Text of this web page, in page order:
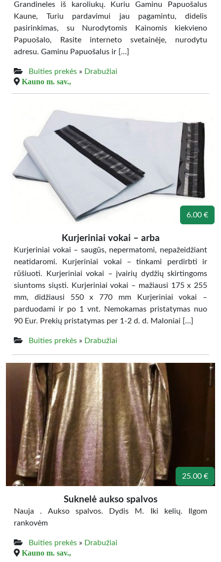
Grandineles iš karoliukų. Kuriu Gaminu Papuošalus
Kaune, Turiu pardavimui jau pagamintu, didelis
pasirinkimas, su Nurodytomis Kainomis kiekvieno
Papuošalo, Rasite interneto svetainėje, nurodytu
adresu. Gaminu Papuošalus ir […]
Buities prekės » Drabužiai
Kauno m. sav.,
6.00 €
Kurjeriniai vokai – arba
Kurjeriniai vokai – saugūs, nepermatomi, nepažeidžiant
neatidaromi. Kurjeriniai vokai – tinkami perdirbti ir
rūšiuoti. Kurjeriniai vokai – įvairių dydžių skirtingoms
siuntoms siųsti. Kurjeriniai vokai – mažiausi 175 x 255
mm, didžiausi 550 x 770 mm Kurjeriniai vokai –
parduodami ir po 1 vnt. Nemokamas pristatymas nuo
90 Eur. Prekių pristatymas per 1-2 d. d. Maloniai […]
Buities prekės » Drabužiai
25.00 €
Suknelė aukso spalvos
Nauja . Aukso spalvos. Dydis M. Iki kelių. Ilgom
rankovėm
Buities prekės » Drabužiai
Kauno m. sav.,